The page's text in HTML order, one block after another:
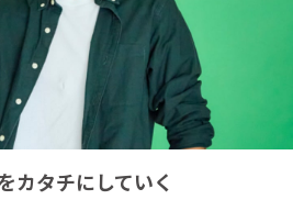
カタチにしていく